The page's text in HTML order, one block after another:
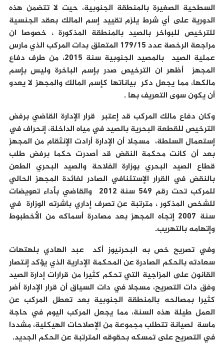
السطحية الصغيرة بالمنطقة الجنوبية، حيت لا تتضمن هذه
الدورية على أي شرط يلزم تقييد إسم المالك بعقد الجنسية
للترخيص للبواخر بالصيد بالمنطقة المذكورة ، خصوصا ان
مراجعة الرخصة عدد 179/15 المتعلق بدات المركب الذي مارس
عملية الصيد بالمصيد الجنوبية سنة 2015، من طرف دفاع
المجهز أظهر ان الترخيص صدر بإسم الباخرة وليس بإسم
مالكها، مما يجعل دكر بياناتها كإسم المالك والمجهز لا يعدو
أن يكون سوى التعريف بها .
وكان دفاع مالك المركب قد إعتبر قرار الإدارة القاضي برفض
الترخيص للقطعة البحرية بالصيد في مياه الداخلة، إنحراف في
إستعمال السلطة، مسجلا أن الإدارة أرادت الإنثقام من المجهز
بعد أن كانت محكمة النقض قد أصدرت حكما برفض طلب
قطاع الصيد البحري بوزارة الفلاحة والصيد البحري الطعن
بالنقض في القرار الإستئنافي الصادر لفائدة المجهز الحالي
للمركب تحت رقم 549 سنة 2012 والقاضي بأداء تعويضات
للشخص المذكور ، مترتبة عن تصرف إداري باشرته الوزارة في
سنة 2007 إتجاه المجهز بعد مصادرة أسماكه من الأخطبوط
وإتهامه بالتهريب.
وفي تصريح خص به البحرنيوز أكد عبد الهادي بلهتهات
سعادته بالحكم الصادرة عن المحكمة الإدارية الذي يؤكد إنتصار
القانون على المزاجية التي تحكم كثيرا من قرارات إدارة الصيد
وفق دات التصريح، مسجلا في دات السياق أن قرار الإدارة أضر
كثيرا بمصالحه بالمنطقة الجنوبية بعد تعطل المركب عن
العمل طيلة هذه السنة، مما يجعل المركب اليوم في حاجة
ماسة لصيانة تتطلب مجموعة من الإصلاحات الهيكلية، مشددا
في التصريح على تمسكه بحقوقه المترتبة عن الحكم الجديد.